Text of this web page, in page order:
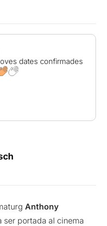
dates confirmades
Anthony
ser portada al cinema